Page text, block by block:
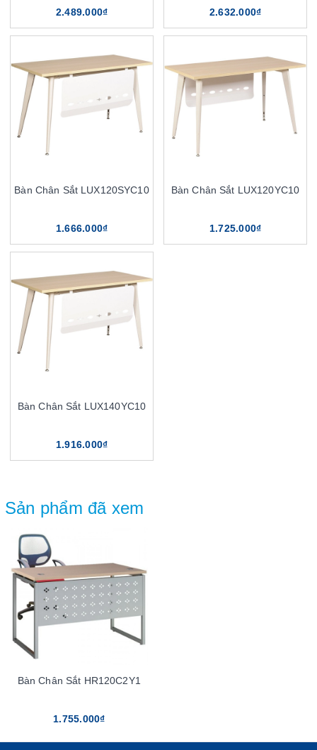
2.489.000₫ 2.632.000₫
Bàn Chân Sắt LUX120SYC10
1.666.000₫
Bàn Chân Sắt LUX120YC10
1.725.000₫
Bàn Chân Sắt LUX140YC10
1.916.000₫
Sản phẩm đã xem
Bàn Chân Sắt HR120C2Y1
1.755.000₫